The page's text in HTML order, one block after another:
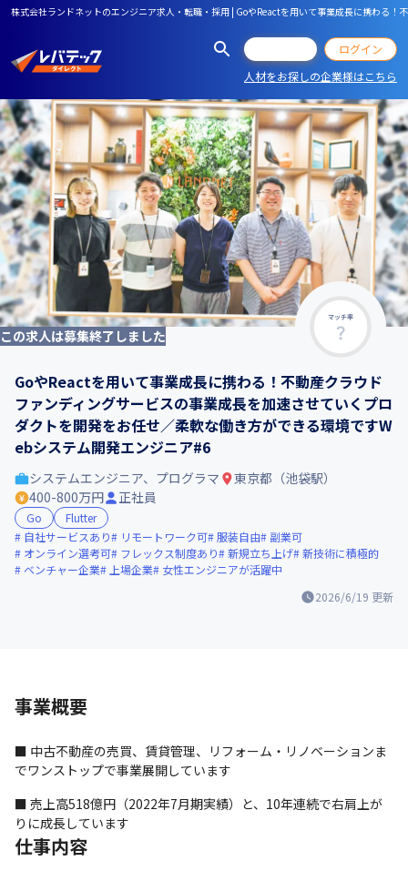
株式会社ランドネットのエンジニア求人・転職・採用 | GoやReactを用いて事業成長に携わる
ログイン
人材をお探しの企業様はこちら
マッチ率
この求人は募集終了しました
GoやReactを用いて事業成長に携わる！不動産クラウド
ファンディングサービスの事業成長を加速させていくプロ
ダクトを開発をお任せ／柔軟な働き方ができる環境ですW
ebシステム開発エンジニア#6
2026/6/19 更新
システムエンジニア、プログラマ
東京都（池袋駅）
400-800万円
正社員
Go
Flutter
自社サービスあり
リモートワーク可 服装自由
副業可
オンライン選考可
フレックス制度あり 新規立ち上げ 新技術に積極的
ベンチャー企業
上場企業 女性エンジニアが活躍中
事業概要
■ 中古不動産の売買、賃貸管理、リフォーム・リノベーションま
でワンストップで事業展開しています
■ 売上高518億円（2022年7月期実績）と、10年連続で右肩上が
りに成長しています
仕事内容